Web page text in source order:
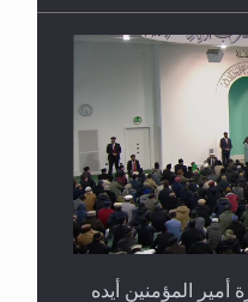
المؤمنين أيده